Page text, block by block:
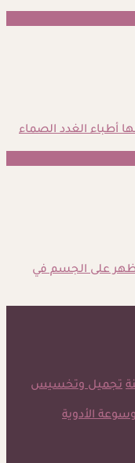
7 أعراض تظهر على الجسم في
تجميل وتخسيس
الأدوية